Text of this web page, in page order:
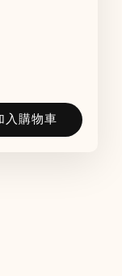
入購物車